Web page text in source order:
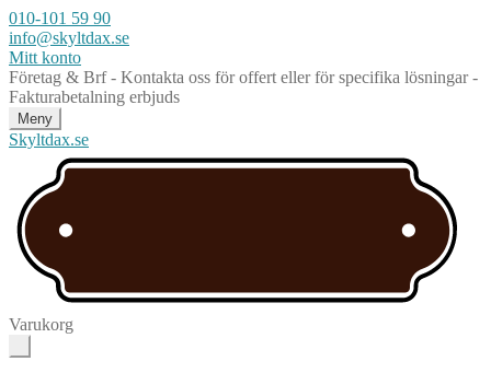
010-101 59 90
info@skyltdax.se
Mitt konto
Företag & Brf - Kontakta oss för offert eller för specifika lösningar -
Fakturabetalning erbjuds
Meny
Skyltdax.se
Varukorg